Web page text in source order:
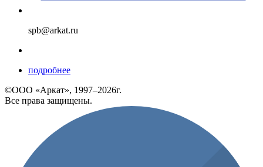
spb@arkat.ru
подробнее
©ООО «Аркат», 1997–2026г.
Все права защищены.